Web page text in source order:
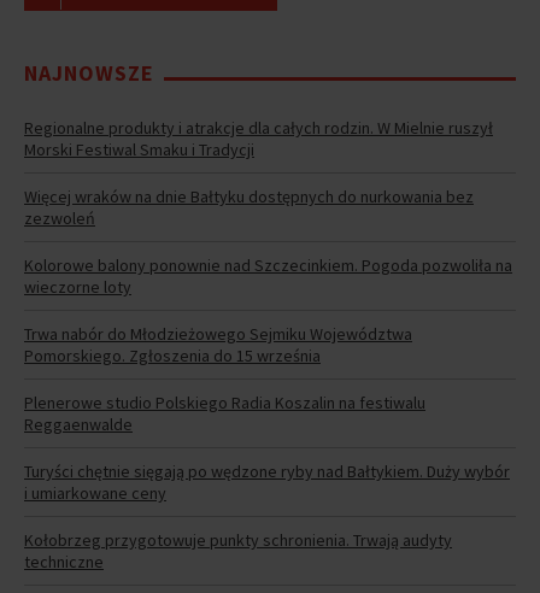
NAJNOWSZE
Regionalne produkty i atrakcje dla całych rodzin. W Mielnie ruszył
Morski Festiwal Smaku i Tradycji
Więcej wraków na dnie Bałtyku dostępnych do nurkowania bez
zezwoleń
Kolorowe balony ponownie nad Szczecinkiem. Pogoda pozwoliła na
wieczorne loty
Trwa nabór do Młodzieżowego Sejmiku Województwa
Pomorskiego. Zgłoszenia do 15 września
Plenerowe studio Polskiego Radia Koszalin na festiwalu
Reggaenwalde
Turyści chętnie sięgają po wędzone ryby nad Bałtykiem. Duży wybór
i umiarkowane ceny
Kołobrzeg przygotowuje punkty schronienia. Trwają audyty
techniczne